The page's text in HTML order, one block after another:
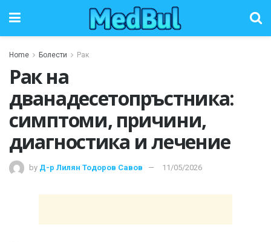
Home Болести Рак
Рак на
дванадесетопръстника:
симптоми, причини,
диагностика и лечение
by Д-р Лилян Тодоров Савов 11/05/2026